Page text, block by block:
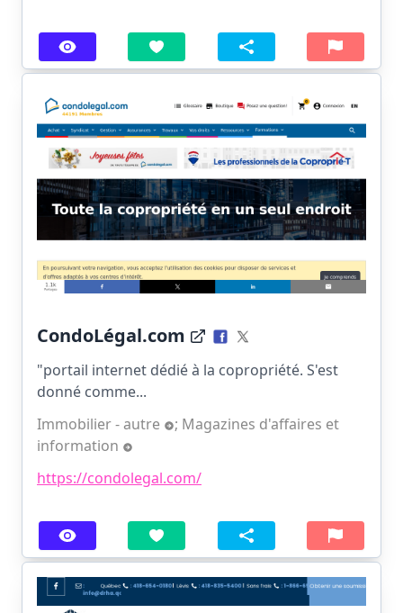
CondoLégal.com
"portail internet dédié à la copropriété. S'est
donné comme...
Immobilier - autre
; Magazines d'affaires et
information
https://condolegal.com/